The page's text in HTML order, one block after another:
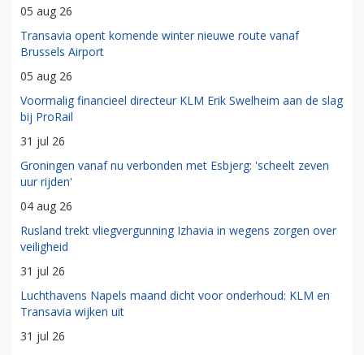
05 aug 26
Transavia opent komende winter nieuwe route vanaf
Brussels Airport
05 aug 26
Voormalig financieel directeur KLM Erik Swelheim aan de slag
bij ProRail
31 jul 26
Groningen vanaf nu verbonden met Esbjerg: 'scheelt zeven
uur rijden'
04 aug 26
Rusland trekt vliegvergunning Izhavia in wegens zorgen over
veiligheid
31 jul 26
Luchthavens Napels maand dicht voor onderhoud: KLM en
Transavia wijken uit
31 jul 26